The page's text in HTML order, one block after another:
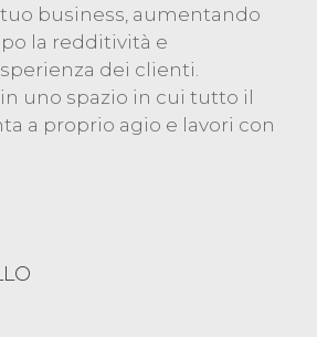
business, aumentando
la redditività e
dei clienti.
uno spazio in cui tutto il
a proprio agio e lavori con